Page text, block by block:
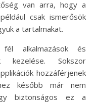
van arra, hogy a
csak ismerősök
a tartalmakat.
alkalmazások és
kezelése. Sokszor
hozzáférjenek
később már nem
biztonságos ez a